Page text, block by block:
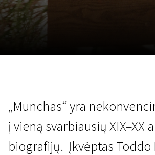
„Munchas“ yra
į vieną svarbiausių XIX–XX
biografijų. Įkvėptas Toddo